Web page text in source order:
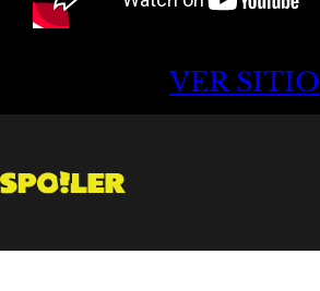
VER SITIO